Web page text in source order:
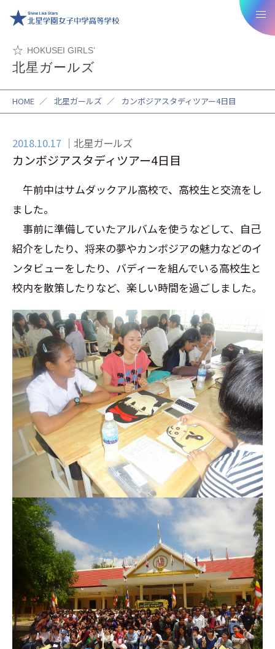
HOKUSEI GIRLS’
北星ガールズ
HOME ／ 北星ガールズ ／ カンボジアスタディツアー4日目
2018.10.17 北星ガールズ
カンボジアスタディツアー4日目
午前中はサムダックアル高校で、高校生と交流をし
ました。
事前に準備していたアルバムを使うなどして、自己
紹介をしたり、将来の夢やカンボジアの魅力などのイ
ンタビューをしたり、バディーを組んでいる高校生と
校内を散策したりなど、楽しい時間を過ごしました。